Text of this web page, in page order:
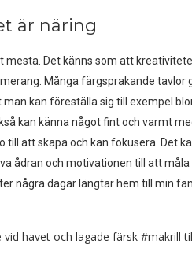
är näring
mesta. Det känns som att
Många färgsprakande
man kan föreställa sig till exempel
kan känna något fint och varmt
till att skapa och kan fokusera. Det
ådran och motivationen till att
några dagar längtar hem till min
vid havet och lagade färsk #makrill